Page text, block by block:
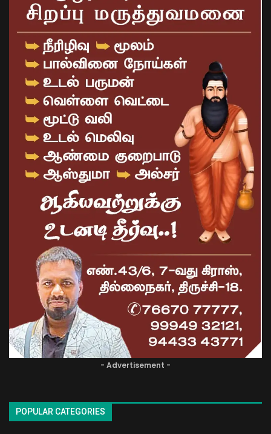
- Advertisement -
POPULAR CATEGORIES